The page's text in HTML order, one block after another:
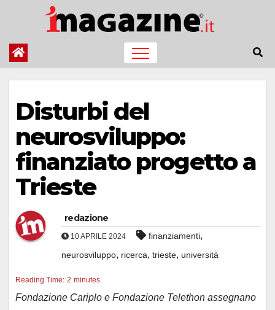
contenuto
Disturbi del
neurosviluppo:
finanziato progetto a
Trieste
redazione
10 APRILE 2024 finanziamenti,
neurosviluppo, ricerca, trieste, università
Reading Time: 2 minutes
Fondazione Cariplo e Fondazione Telethon assegnano